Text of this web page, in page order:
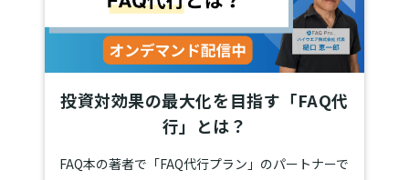
投資対効果の最大化を目指す「FAQ代
行」とは？
FAQ本の著者で「FAQ代行プラン」のパートナーで